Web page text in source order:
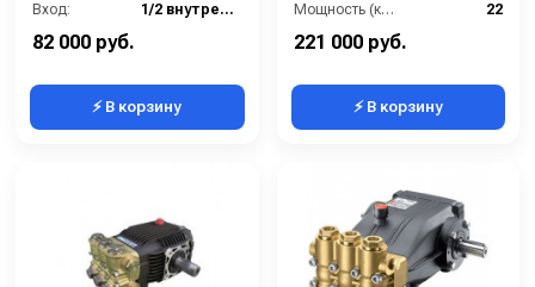
Вход:
1/2 внутренняя резьба
82 000 руб.
⚡ В корзину
Мощность (кВт):
22
221 000 руб.
⚡ В корзину